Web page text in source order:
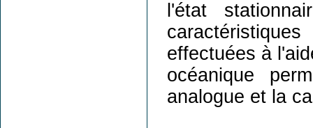
l'état
effectuées à
océanique
analogue et la